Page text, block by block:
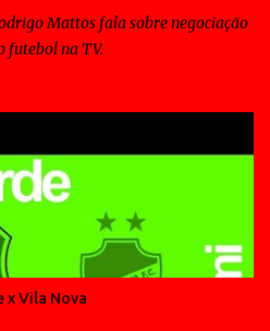
Mattos fala sobre negociação
futebol na TV.
x Vila Nova